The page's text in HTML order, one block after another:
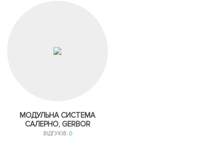
МОДУЛЬНА СИСТЕМА
САЛЕРНО, GERBOR
ВІДГУКІВ: 0